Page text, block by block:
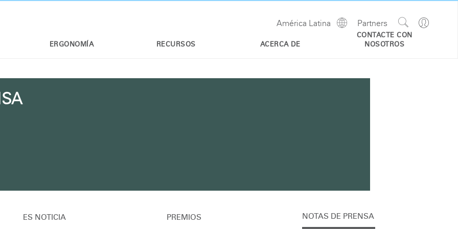
ERGONOMÍA RECURSOS ACERCA DE
CONTACTE CON
NOSOTROS
Go
Search
Site
Partners
América Latina
Show
Regions
ES NOTICIA PREMIOS NOTAS DE PRENSA